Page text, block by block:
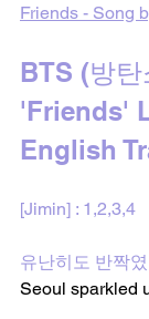
Friends - Song
BTS (방
'Friends'
English
[Jimin] : 1,2,3,4
유난히도 반짝
Seoul sparkled